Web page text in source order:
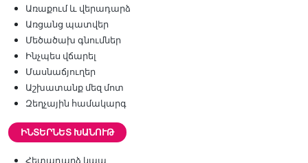
Առաքում և վերադարձ
Առցանց պատվեր
Մեծածախ գնումներ
Ինչպես վճարել
Մասնաճյուղեր
Աշխատանք մեզ մոտ
Զեղչային համակարգ
ԻՆՏԵՐՆԵՏ ԽԱՆՈՒԹ
Հետադարձ կապ